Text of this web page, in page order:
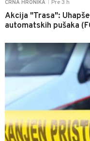
CRNA HRONIKA Pre 3 h
Akcija "Trasa":
automatskih pušaka